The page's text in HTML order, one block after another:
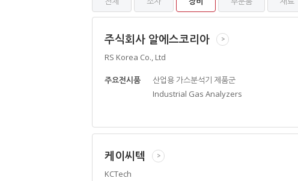
주식회사 알에스코리아 >
RS Korea Co., Ltd
주요전시품
산업용 가스분석기 제품군
Industrial Gas Analyzers
케이씨텍 >
KCTech